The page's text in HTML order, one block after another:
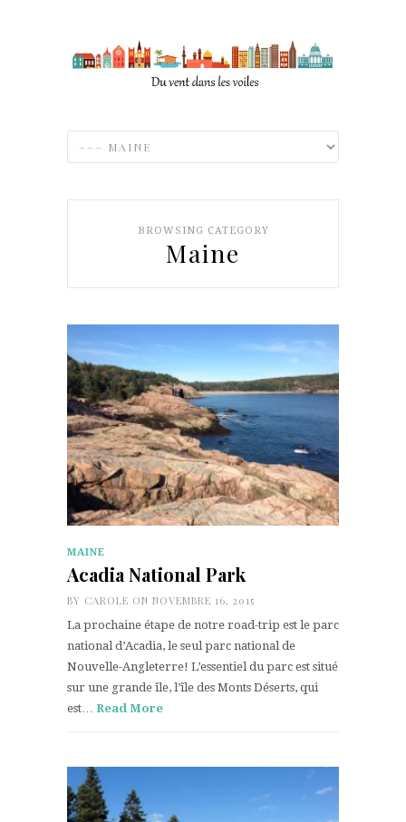
BROWSING CATEGORY
Maine
MAINE
Acadia National Park
BY CAROLE ON NOVEMBRE 16, 2015
La prochaine étape de notre road-trip est le parc
national d’Acadia, le seul parc national de
Nouvelle-Angleterre! L’essentiel du parc est situé
sur une grande île, l’île des Monts Déserts, qui
est… Read More